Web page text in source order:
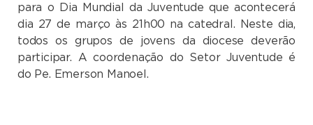
para o Dia Mundial da Juventude que acontecerá
dia 27 de março às 21h00 na catedral. Neste dia,
todos os grupos de jovens da diocese deverão
participar. A coordenação do Setor Juventude é
do Pe. Emerson Manoel.